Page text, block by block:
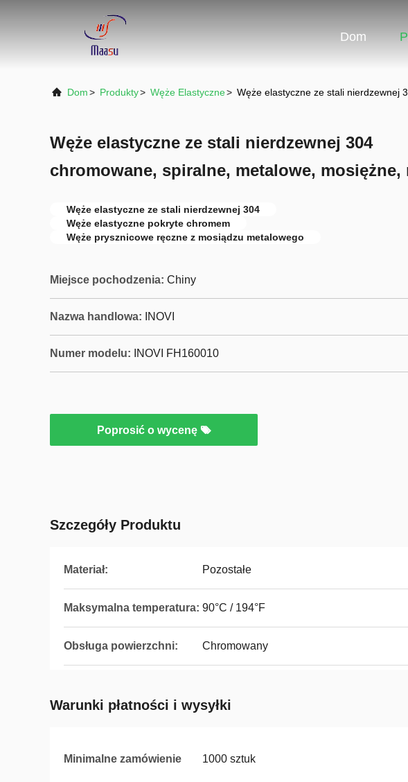
Dom
Dom> Produkty> Węże Elastyczne> Węże elastyczne ze stali nierdzewnej
Węże elastyczne ze stali nierdzewnej 304
chromowane, spiralne, metalowe, mosiężne,
Węże elastyczne ze stali nierdzewnej 304
Węże elastyczne pokryte chromem
Węże prysznicowe ręczne z mosiądzu metalowego
Miejsce pochodzenia: Chiny
Nazwa handlowa: INOVI
Numer modelu: INOVI FH160010
Poprosić o wycenę
Szczegóły Produktu
Materiał: Pozostałe
Maksymalna temperatura: 90°C / 194°F
Obsługa powierzchni: Chromowany
Warunki płatności i wysyłki
Minimalne zamówienie 1000 sztuk